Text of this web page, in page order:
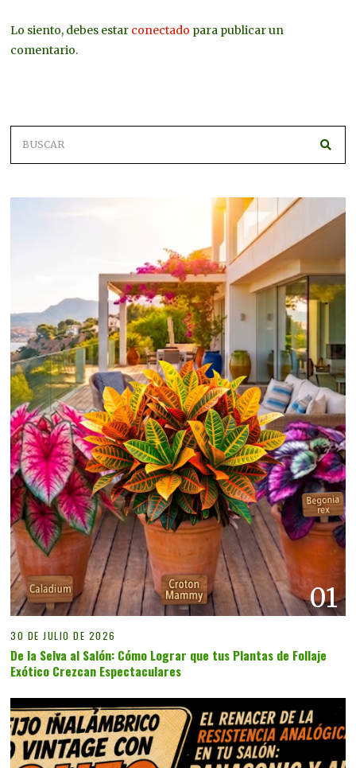
Lo siento, debes estar conectado para publicar un
comentario.
01
30 DE JULIO DE 2026
De la Selva al Salón: Cómo Lograr que tus Plantas de Follaje
Exótico Crezcan Espectaculares